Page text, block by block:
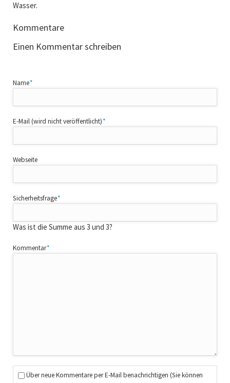
Wasser.
Kommentare
Einen Kommentar schreiben
Pflichtfeld
Name*
Pflichtfeld
E-Mail (wird nicht veröffentlicht)*
Webseite
Pflichtfeld
Sicherheitsfrage*
Was ist die Summe aus 3 und 3?
Pflichtfeld
Kommentar*
Über neue Kommentare per E-Mail benachrichtigen (Sie können